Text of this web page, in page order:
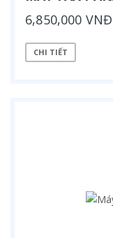
6,850,000 VNĐ
CHI TIẾT